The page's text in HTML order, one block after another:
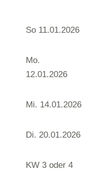
So 11.01.2026
Mo.
12.01.2026
Mi. 14.01.2026
Di. 20.01.2026
KW 3 oder 4